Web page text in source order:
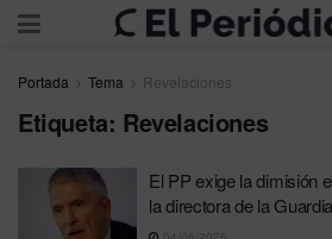
Portada Tema Revelaciones
Etiqueta: Revelaciones
El PP exige la dimisión
la directora de la